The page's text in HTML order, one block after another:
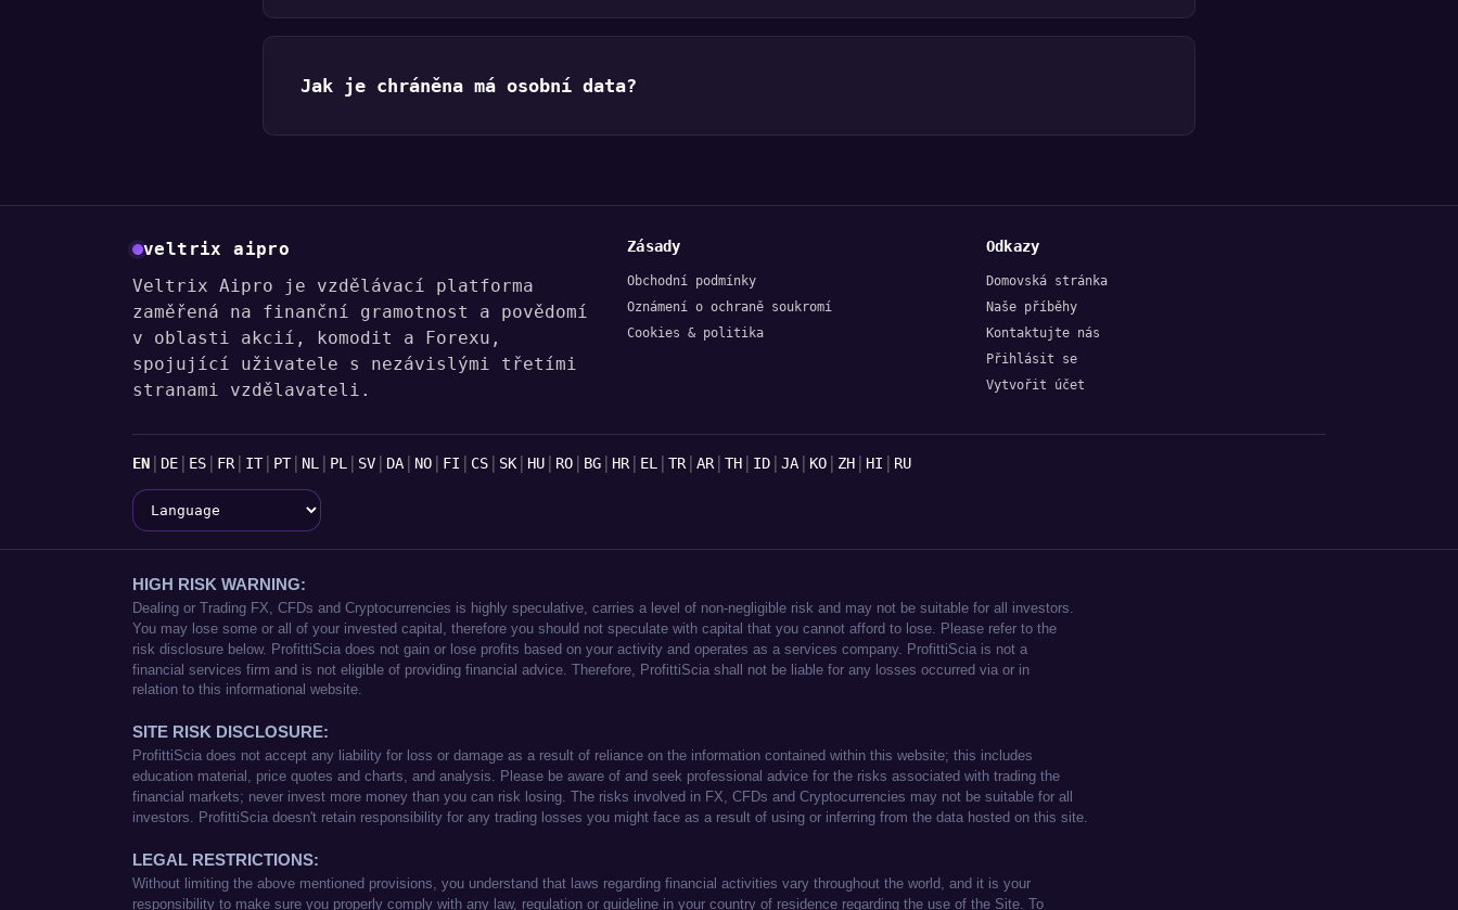
Jak je chráněna má osobní data?
veltrix aipro
Veltrix Aipro je vzdělávací platforma
zaměřená na finanční gramotnost a povědomí
v oblasti akcií, komodit a Forexu,
spojující uživatele s nezávislými třetími
stranami vzdělavateli.
Zásady
Obchodní podmínky
Oznámení o ochraně soukromí
Cookies & politika
Odkazy
Domovská stránka
Naše příběhy
Kontaktujte nás
Přihlásit se
Vytvořit účet
Jazyky
EN DE ES FR| IT| PT| NL PL SV DA NO FI CS SK HU RO BG HR| EL TR| AR| TH ID JA KO ZH HI RU
Language